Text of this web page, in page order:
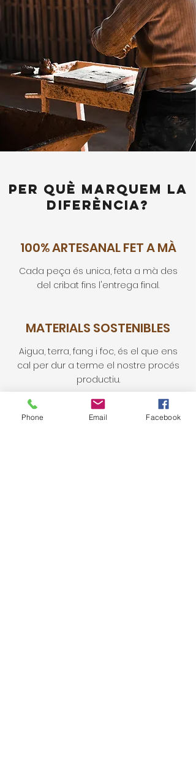
PER QUÈ MARQUEM LA
DIFERÈNCIA?
100% ARTESANAL FET A MÀ
Cada peça és unica, feta a mà des
del cribat fins l'entrega final.
MATERIALS SOSTENIBLES
Aigua, terra, fang i foc, és el que ens
cal per dur a terme el nostre procés
productiu.
MÉS DE 80 ANYS
Phone Email Facebook